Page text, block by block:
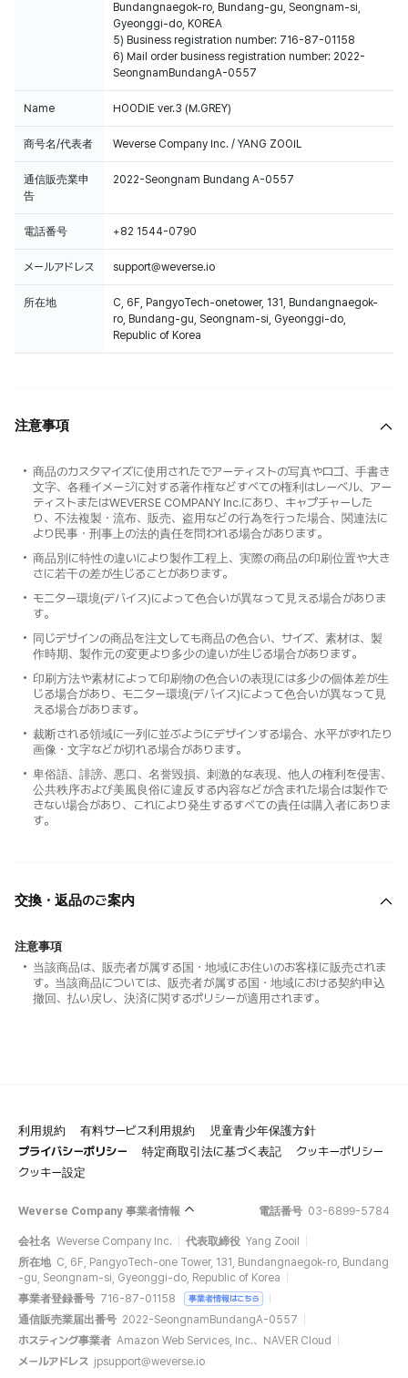
Bundangnaegok-ro, Bundang-gu, Seongnam-si,
Gyeonggi-do, KOREA
5) Business registration number: 716-87-01158
6) Mail order business registration number: 2022-
SeongnamBundangA-0557
Name HOODIE ver.3 (M.GREY)
商号名/代表者 Weverse Company Inc. / YANG ZOOIL
通信販売業申
告
2022-Seongnam Bundang A-0557
電話番号 +82 1544-0790
メールアドレス support@weverse.io
所在地
C, 6F, PangyoTech-onetower, 131, Bundangnaegok-
ro, Bundang-gu, Seongnam-si, Gyeonggi-do,
Republic of Korea
注意事項
商品のカスタマイズに使用されたでアーティストの写真やロゴ、手書き
文字、各種イメージに対する著作権などすべての権利はレーベル、アー
ティストまたはWEVERSE COMPANY Inc.にあり、キャプチャーした
り、不法複製・流布、販売、盗用などの行為を行った場合、関連法に
より民事・刑事上の法的責任を問われる場合があります。
商品別に特性の違いにより製作工程上、実際の商品の印刷位置や大き
さに若干の差が生じることがあります。
モニター環境(デバイス)によって色合いが異なって見える場合がありま
す。
同じデザインの商品を注文しても商品の色合い、サイズ、素材は、製
作時期、製作元の変更より多少の違いが生じる場合があります。
印刷方法や素材によって印刷物の色合いの表現には多少の個体差が生
じる場合があり、モニター環境(デバイス)によって色合いが異なって見
える場合があります。
裁断される領域に一列に並ぶようにデザインする場合、水平がずれたり
画像・文字などが切れる場合があります。
卑俗語、誹謗、悪口、名誉毀損、刺激的な表現、他人の権利を侵害、
公共秩序および美風良俗に違反する内容などが含まれた場合は製作で
きない場合があり、これにより発生するすべての責任は購入者にありま
す。
交換・返品のご案内
注意事項
当該商品は、販売者が属する国・地域にお住いのお客様に販売されま
す。当該商品については、販売者が属する国・地域における契約申込
撤回、払い戻し、決済に関するポリシーが適用されます。
利用規約 有料サービス利用規約
児童青少年保護方針
プライバシーポリシー
特定商取引法に基づく表記
クッキーポリシー
クッキー設定
Weverse Company 事業者情報 電話番号 03-6899-5784
会社名 Weverse Company Inc. 代表取締役 Yang Zooil
所在地 C, 6F, PangyoTech-one Tower, 131, Bundangnaegok-ro, Bundang
-gu, Seongnam-si, Gyeonggi-do, Republic of Korea
事業者登録番号 716-87-01158 事業者情報はこちら
通信販売業届出番号 2022-SeongnamBundangA-0557
ホスティング事業者 Amazon Web Services, Inc.、NAVER Cloud
メールアドレス jpsupport@weverse.io